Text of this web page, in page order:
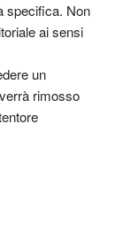
specifica. Non
ai sensi
un
rimosso